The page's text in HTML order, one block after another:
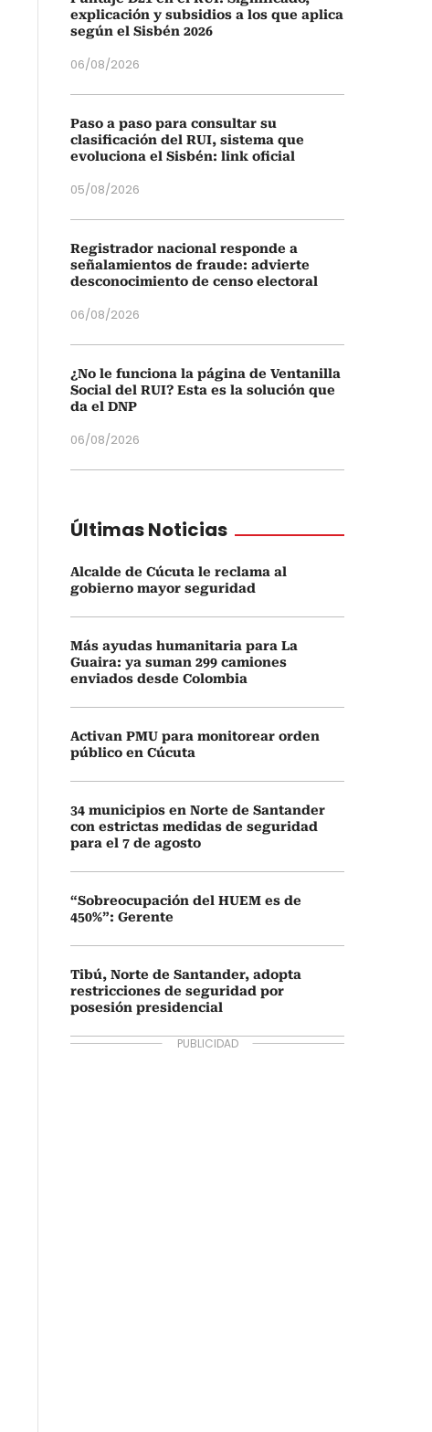
explicación y subsidios a los que aplica
según el Sisbén 2026
06/08/2026
Paso a paso para consultar su
clasificación del RUI, sistema que
evoluciona el Sisbén: link oficial
05/08/2026
Registrador nacional responde a
señalamientos de fraude: advierte
desconocimiento de censo electoral
06/08/2026
¿No le funciona la página de Ventanilla
Social del RUI? Esta es la solución que
da el DNP
06/08/2026
Últimas Noticias
Alcalde de Cúcuta le reclama al
gobierno mayor seguridad
Más ayudas humanitaria para La
Guaira: ya suman 299 camiones
enviados desde Colombia
Activan PMU para monitorear orden
público en Cúcuta
34 municipios en Norte de Santander
con estrictas medidas de seguridad
para el 7 de agosto
“Sobreocupación del HUEM es de
450%”: Gerente
Tibú, Norte de Santander, adopta
restricciones de seguridad por
posesión presidencial